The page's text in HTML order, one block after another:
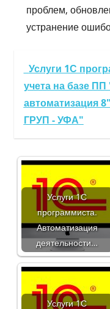
проблем,
устранение
Услуги 1С
учета на базе
ГРУП - УФА"
Услуги 1С
программиста.
Автоматизация
деятельности…
Услуги 1С